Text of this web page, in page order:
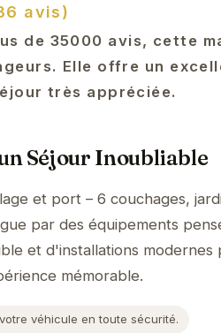
avis)
de 35000 avis, cette
Elle offre un
très appréciée.
Séjour Inoubliable
et port – 6 couchages,
par des équipements
et d'installations modernes
mémorable.
véhicule en toute sécurité.